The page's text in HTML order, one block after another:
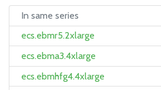
In same series
ecs.ebmr5.2xlarge
ecs.ebma3.4xlarge
ecs.ebmhfg4.4xlarge